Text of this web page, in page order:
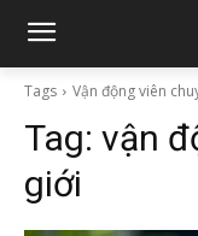
Tags Vận động viên
Tag: vận
giới